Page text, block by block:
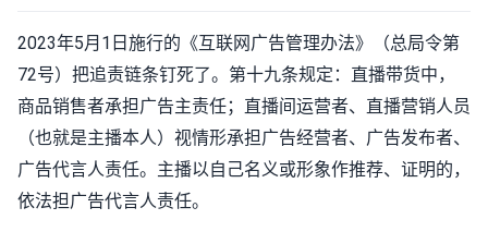
2023年5月1日施行的《互联网广告管理办法》（总局令第
72号）把追责链条钉死了。第十九条规定：直播带货中，
商品销售者承担广告主责任；直播间运营者、直播营销人员
（也就是主播本人）视情形承担广告经营者、广告发布者、
广告代言人责任。主播以自己名义或形象作推荐、证明的，
依法担广告代言人责任。